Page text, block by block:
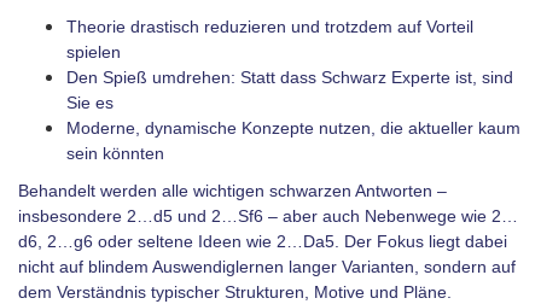
Theorie drastisch reduzieren und trotzdem auf Vorteil
spielen
Den Spieß umdrehen: Statt dass Schwarz Experte ist, sind
Sie es
Moderne, dynamische Konzepte nutzen, die aktueller kaum
sein könnten
Behandelt werden alle wichtigen schwarzen Antworten –
insbesondere 2…d5 und 2…Sf6 – aber auch Nebenwege wie 2…
d6, 2…g6 oder seltene Ideen wie 2…Da5. Der Fokus liegt dabei
nicht auf blindem Auswendiglernen langer Varianten, sondern auf
dem Verständnis typischer Strukturen, Motive und Pläne.